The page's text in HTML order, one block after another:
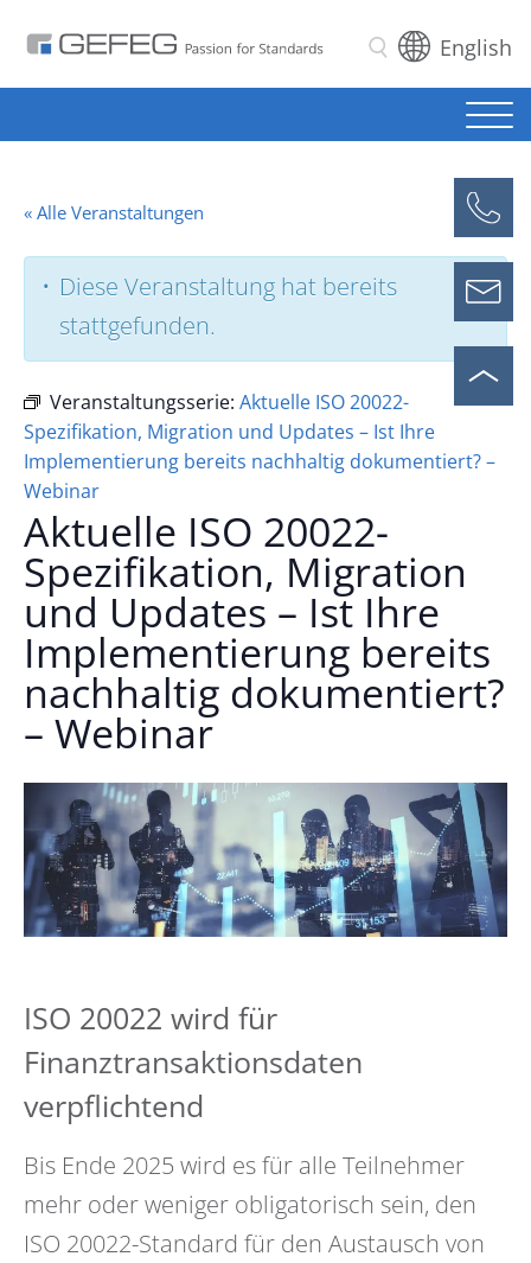
SuchenEnglish
« Alle Veranstaltungen
Diese Veranstaltung hat bereits
stattgefunden.
Veranstaltungsserie: Aktuelle ISO 20022-
Spezifikation, Migration und Updates – Ist Ihre
Implementierung bereits nachhaltig dokumentiert? –
Webinar
Aktuelle ISO 20022-
Spezifikation, Migration
und Updates – Ist Ihre
Implementierung bereits
nachhaltig dokumentiert?
– Webinar
ISO 20022 wird für
Finanztransaktionsdaten
verpflichtend
Bis Ende 2025 wird es für alle Teilnehmer
mehr oder weniger obligatorisch sein, den
ISO 20022-Standard für den Austausch von